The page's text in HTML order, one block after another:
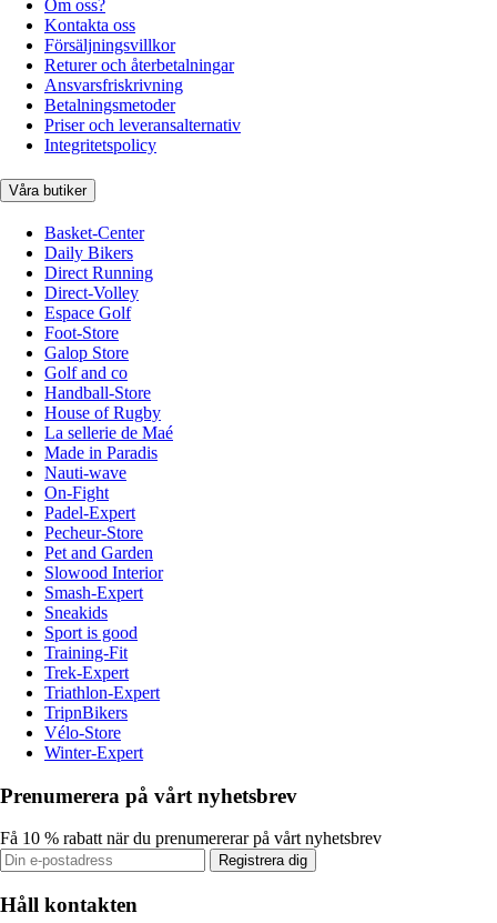
Om oss?
Kontakta oss
Försäljningsvillkor
Returer och återbetalningar
Ansvarsfriskrivning
Betalningsmetoder
Priser och leveransalternativ
Integritetspolicy
Våra butiker
Basket-Center
Daily Bikers
Direct Running
Direct-Volley
Espace Golf
Foot-Store
Galop Store
Golf and co
Handball-Store
House of Rugby
La sellerie de Maé
Made in Paradis
Nauti-wave
On-Fight
Padel-Expert
Pecheur-Store
Pet and Garden
Slowood Interior
Smash-Expert
Sneakids
Sport is good
Training-Fit
Trek-Expert
Triathlon-Expert
TripnBikers
Vélo-Store
Winter-Expert
Prenumerera på vårt nyhetsbrev
Få 10 % rabatt när du prenumererar på vårt nyhetsbrev
Registrera dig
Håll kontakten